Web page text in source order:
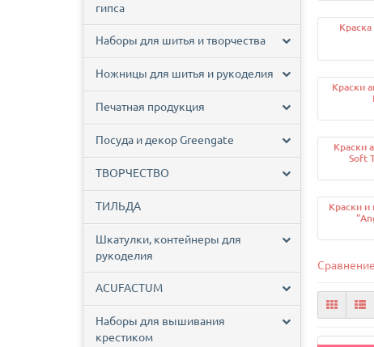
гипса
Наборы для шитья и творчества
Ножницы для шитья и рукоделия
Печатная продукция
Посуда и декор Greengate
ТВОРЧЕСТВО
ТИЛЬДА
Шкатулки, контейнеры для
рукоделия
ACUFACTUM
Наборы для вышивания
крестиком
Краски
Краски
Soft
Краски и